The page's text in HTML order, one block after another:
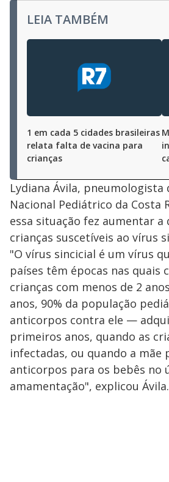
LEIA TAMBÉM
1 em cada 5 cidades brasileiras
relata falta de vacina para
crianças
Lydiana Ávila, pneumologista
Nacional Pediátrico da Costa
essa situação fez aumentar a
crianças suscetíveis ao vírus
"O vírus sincicial é um vírus
países têm épocas nas quais
crianças com menos de 2
anos, 90% da população
anticorpos contra ele —
primeiros anos, quando as
infectadas, ou quando a mãe
anticorpos para os bebês no
amamentação", explicou Ávila.